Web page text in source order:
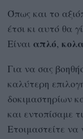
Όπως και το
έτσι κι αυτό θα
Είναι απλό,
Για να σας
καλύτερη
δοκιμαστηρίων
και εντοπίσαμε
Ετοιμαστείτε να